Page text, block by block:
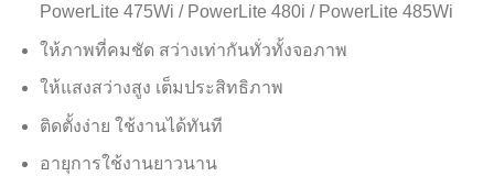
PowerLite 475Wi / PowerLite 480i / PowerLite 485Wi
ให้ภาพที่คมชัด สว่างเท่ากันทั่วทั้งจอภาพ
ให้แสงสว่างสูง เต็มประสิทธิภาพ
ติดตั้งง่าย ใช้งานได้ทันที
อายุการใช้งานยาวนาน